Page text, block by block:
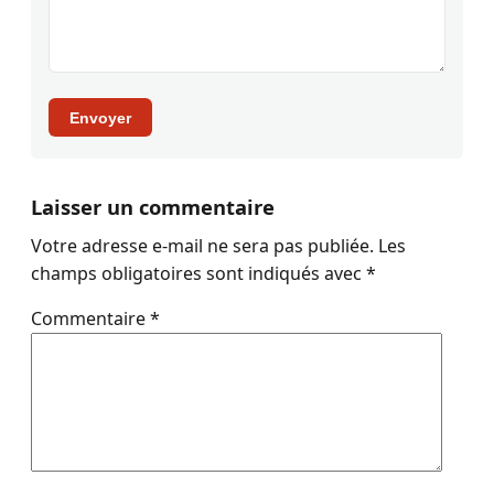
Envoyer
Laisser un commentaire
Votre adresse e-mail ne sera pas publiée. Les
champs obligatoires sont indiqués avec *
Commentaire*